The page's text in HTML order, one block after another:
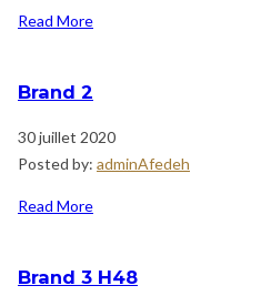
Read More
Brand 2
30 juillet 2020
Posted by: adminAfedeh
Read More
Brand 3 H48